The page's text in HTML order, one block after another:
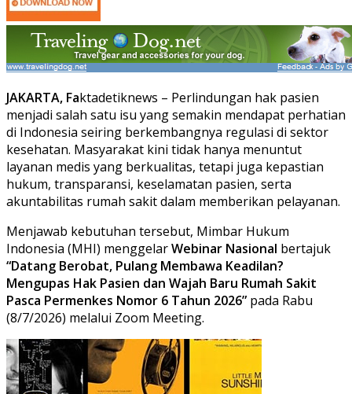
JAKARTA, Faktadetiknews – Perlindungan hak pasien
menjadi salah satu isu yang semakin mendapat perhatian
di Indonesia seiring berkembangnya regulasi di sektor
kesehatan. Masyarakat kini tidak hanya menuntut
layanan medis yang berkualitas, tetapi juga kepastian
hukum, transparansi, keselamatan pasien, serta
akuntabilitas rumah sakit dalam memberikan pelayanan.
Menjawab kebutuhan tersebut, Mimbar Hukum
Indonesia (MHI) menggelarWebinar Nasional bertajuk
“Datang Berobat, Pulang Membawa Keadilan?
Mengupas Hak Pasien dan Wajah Baru Rumah Sakit
Pasca Permenkes Nomor 6 Tahun 2026” pada Rabu
(8/7/2026) melalui Zoom Meeting.